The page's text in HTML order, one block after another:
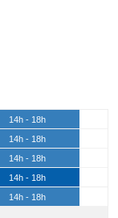
14h - 18h
14h - 18h
14h - 18h
14h - 18h
14h - 18h